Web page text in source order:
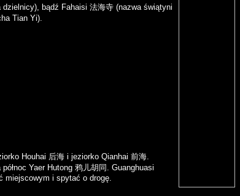
dzielnicy), bądź Fahaisi 法海寺 (nazwa świątyni
Tian Yi).
Houhai 后海 i jeziorko Qianhai 前海.
Yaer Hutong 鸦儿胡同. Guanghuasi
miejscowym i spytać o drogę.